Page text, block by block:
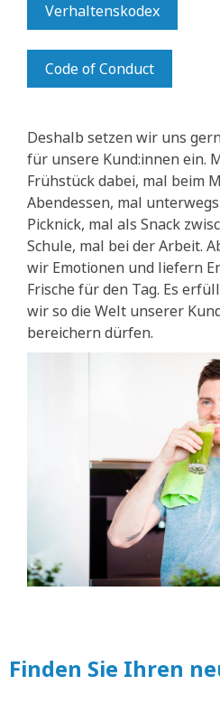
Verhaltenskodex
Code of Conduct
Deshalb setzen wir uns
für unsere Kund:innen ein.
Frühstück dabei, mal beim
Abendessen, mal
Picknick, mal als Snack
Schule, mal bei der Arbeit.
wir Emotionen und liefern
Frische für den Tag. Es
wir so die Welt unserer
bereichern dürfen.
Finden Sie Ihren